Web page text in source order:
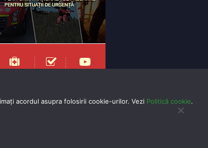
acordul asupra folosirii cookie-urilor. Vezi Politică cookie.